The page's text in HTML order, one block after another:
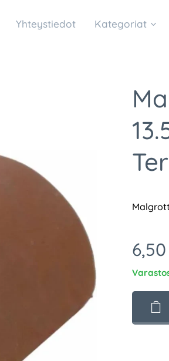
Yhteystiedot Kategoriat
6,50